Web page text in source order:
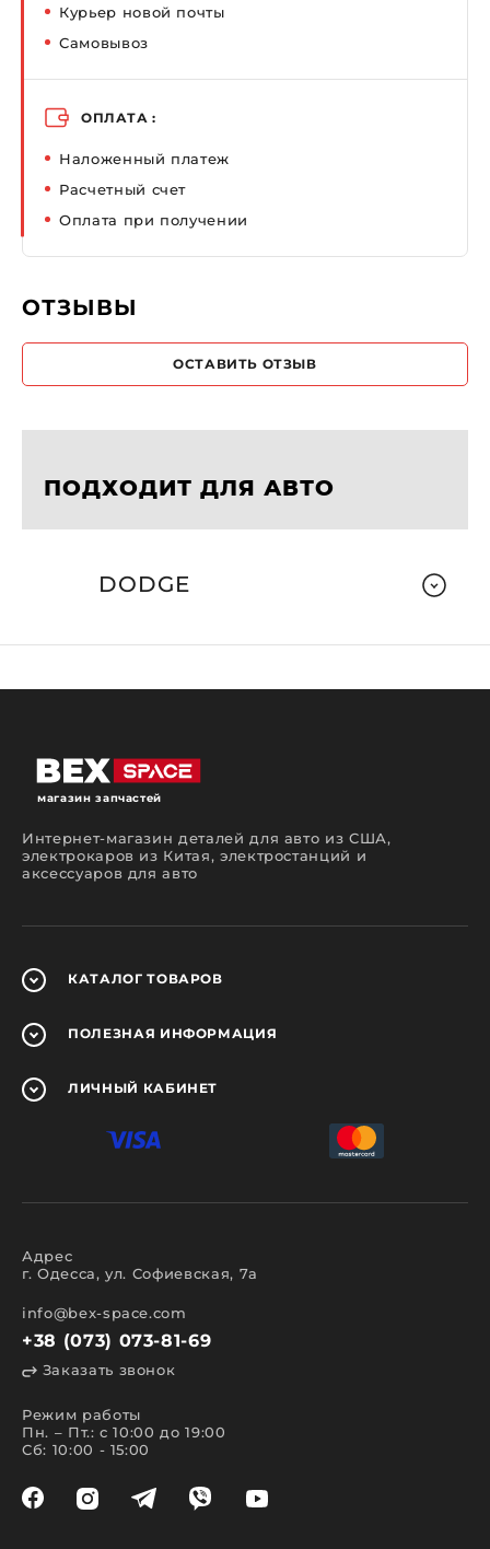
Курьер новой почты
Самовывоз
ОПЛАТА :
Наложенный платеж
Расчетный счет
Оплата при получении
ОТЗЫВЫ
ОСТАВИТЬ ОТЗЫВ
ПОДХОДИТ ДЛЯ АВТО
DODGE
магазин запчастей
Интернет-магазин деталей для авто из США,
электрокаров из Китая, электростанций и
аксессуаров для авто
КАТАЛОГ ТОВАРОВ
ПОЛЕЗНАЯ ИНФОРМАЦИЯ
ЛИЧНЫЙ КАБИНЕТ
Адрес
г. Одесса, ул. Софиевская, 7а
info@bex-space.com
+38 (073) 073-81-69
Заказать звонок
Режим работы
Пн. – Пт.: с 10:00 до 19:00
Сб: 10:00 - 15:00